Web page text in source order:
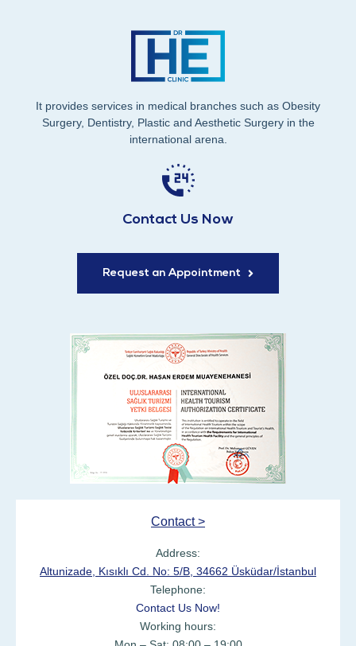
It provides services in medical branches such as Obesity
Surgery, Dentistry, Plastic and Aesthetic Surgery in the
international arena.
Contact Us Now
Request an Appointment
Contact >
Address:
Altunizade, Kısıklı Cd. No: 5/B, 34662 Üsküdar/İstanbul
Telephone:
Contact Us Now!
Working hours: